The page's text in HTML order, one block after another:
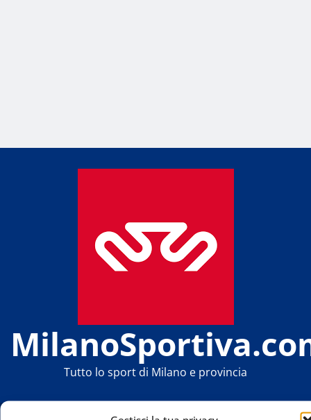
Tutto lo sport di Milano e provincia